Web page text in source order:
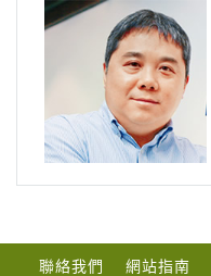
聯絡我們 網站指南